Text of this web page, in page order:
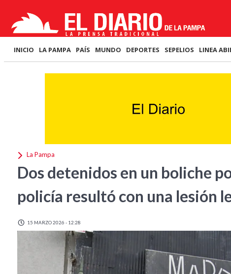
INICIO LA PAMPA PAÍS MUNDO DEPORTES SEPELIOS LINEA
La Pampa
Dos detenidos en un boliche
policía resultó con una lesión
15 MARZO 2026 - 12:28